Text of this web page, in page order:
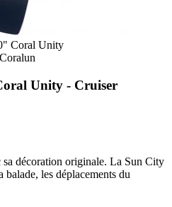
Unity - Cruiser
décoration originale. La Sun City
les déplacements du